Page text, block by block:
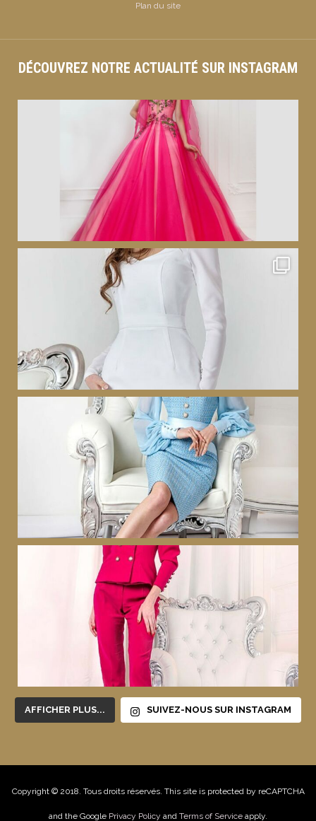
Plan du site
DÉCOUVREZ NOTRE ACTUALITÉ SUR INSTAGRAM
AFFICHER PLUS... SUIVEZ-NOUS SUR INSTAGRAM
Copyright © 2018. Tous droits réservés. This site is protected by reCAPTCHA
and the Google Privacy Policy and Terms of Service apply.